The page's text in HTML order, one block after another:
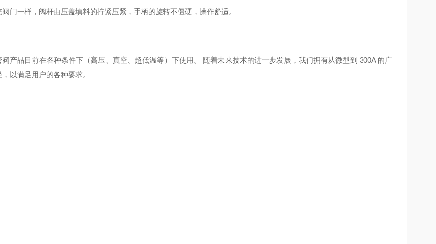
阀门一样，阀杆由压盖填料的拧紧压紧，手柄的旋转不僵硬，操作舒适。
阀产品目前在各种条件下（高压、真空、超低温等）下使用。 随着未来技术的进一步发展，我们拥有从微型到 300A 的广
以满足用户的各种要求。